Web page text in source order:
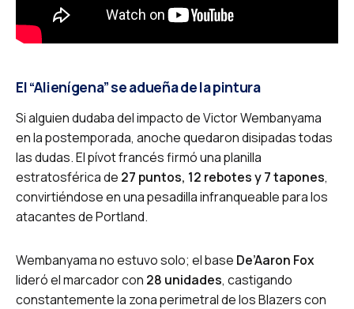
El “Alienígena” se adueña de la pintura
Si alguien dudaba del impacto de Victor Wembanyama
en la postemporada, anoche quedaron disipadas todas
las dudas. El pívot francés firmó una planilla
estratosférica de 27 puntos, 12 rebotes y 7 tapones,
convirtiéndose en una pesadilla infranqueable para los
atacantes de Portland.
Wembanyama no estuvo solo; el base De’Aaron Fox
lideró el marcador con 28 unidades, castigando
constantemente la zona perimetral de los Blazers con